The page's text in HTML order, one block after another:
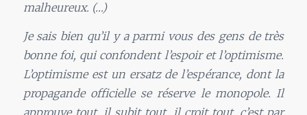
malheureux. (…)
Je sais bien qu’il y a parmi vous des gens de très
bonne foi, qui confondent l’espoir et l’optimisme.
L’optimisme est un ersatz de l’espérance, dont la
propagande officielle se réserve le monopole. Il